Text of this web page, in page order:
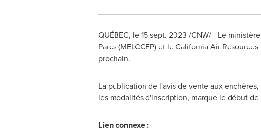
QUÉBEC, le15 sept. 2023 /CNW/ - Le
Parcs (MELCCFP) et le California Air
prochain.
La publication de l'avis de vente aux
les modalités d'inscription, marque le début
Lien connexe :